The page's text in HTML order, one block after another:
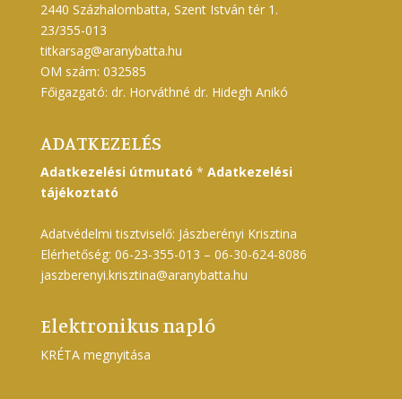
2440 Százhalombatta, Szent István tér 1.
23/355-013
titkarsag@aranybatta.hu
OM szám: 032585
Főigazgató: dr. Horváthné dr. Hidegh Anikó
ADATKEZELÉS
Adatkezelési útmutató * Adatkezelési
tájékoztató
Adatvédelmi tisztviselő: Jászberényi Krisztina
Elérhetőség: 06-23-355-013 – 06-30-624-8086
jaszberenyi.krisztina@aranybatta.hu
Elektronikus napló
KRÉTA megnyitása